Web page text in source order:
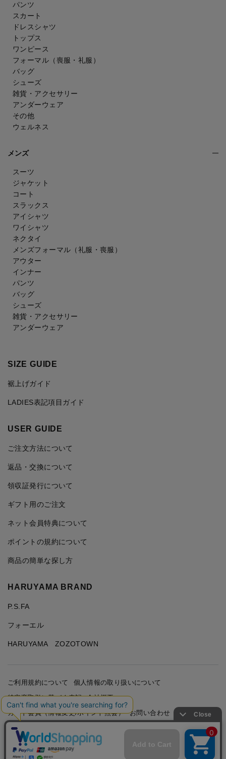
パンツ
スカート
ドレスシャツ
トップス
ワンピース
フォーマル（喪服・礼服）
バッグ
シューズ
雑貨・アクセサリー
アンダーウェア
その他
ウェルネス
メンズ
スーツ
ジャケット
コート
スラックス
アイシャツ
ワイシャツ
ネクタイ
メンズフォーマル （礼服・喪服）
アウター
インナー
パンツ
バッグ
シューズ
雑貨・アクセサリー
アンダーウェア
SIZE GUIDE
裾上げガイド
LADIES表記項目ガイド
USER GUIDE
ご注文方法について
返品・交換について
領収証発行について
ギフト用のご注文
ネット会員特典について
ポイントの規約について
商品の簡単な探し方
HARUYAMA BRAND
P.S.FA
フォーエル
HARUYAMA ZOZOTOWN
ご利用規約について
個人情報の取り扱いについて
特定商取引に基づく表記
会社概要
カード会員（情報変更/ポイント照会）
お問い合わせ